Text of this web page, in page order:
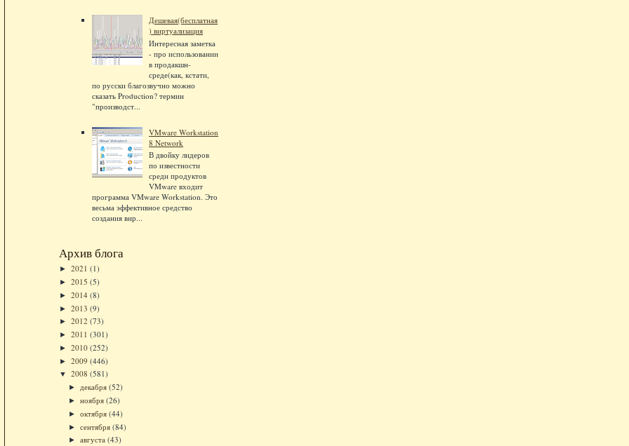
Дешевая(бесплатная
) виртуализация
Интересная заметка
- про использовании
в продакшн-
среде(как, кстати,
по русски благозвучно можно
сказать Production? термин
"производст...
VMware Workstation
8 Network
В двойку лидеров
по известности
среди продуктов
VMware входит
программа VMware Workstation. Это
весьма эффективное средство
создания вир...
Архив блога
► 2021 (1)
► 2015 (5)
► 2014 (8)
► 2013 (9)
► 2012 (73)
► 2011 (301)
► 2010 (252)
► 2009 (446)
▼ 2008 (581)
► декабря (52)
► ноября (26)
► октября (44)
► сентября (84)
► августа (43)